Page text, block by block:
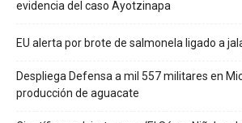
evidencia del caso Ayotzinapa
EU alerta por brote de salmonela ligado a
Despliega Defensa a mil 557 militares en
producción de aguacate